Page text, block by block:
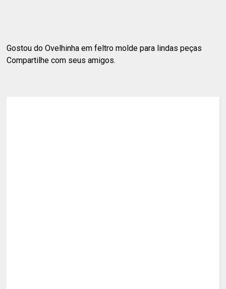
Gostou do Ovelhinha em feltro molde para lindas peças
Compartilhe com seus amigos.